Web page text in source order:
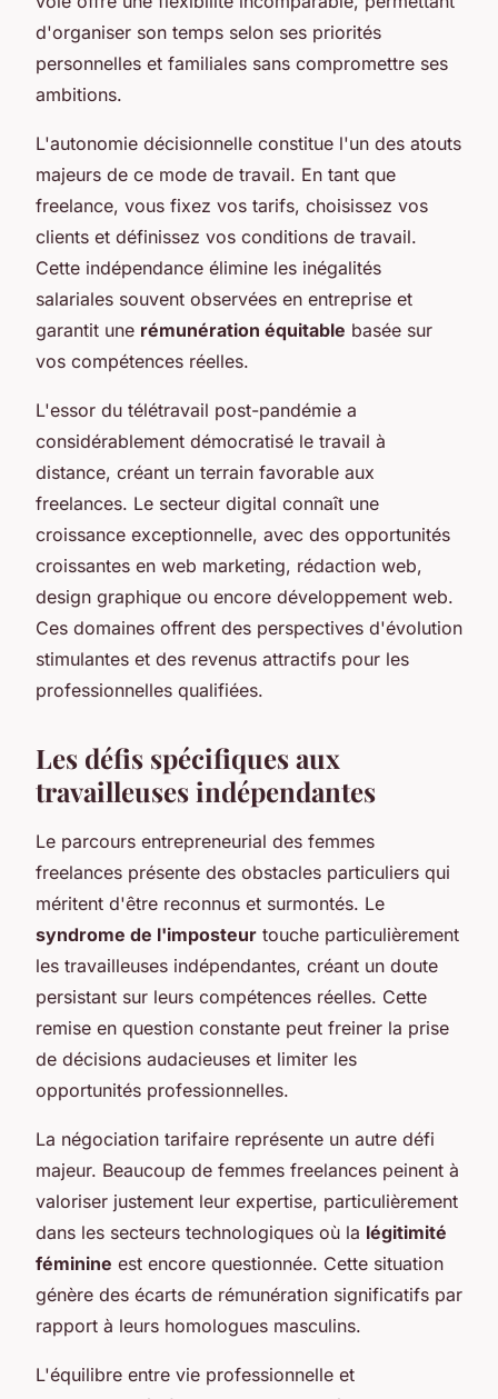
d'organiser son temps selon ses priorités
personnelles et familiales sans compromettre ses
ambitions.
L'autonomie décisionnelle constitue l'un des atouts
majeurs de ce mode de travail. En tant que
freelance, vous fixez vos tarifs, choisissez vos
clients et définissez vos conditions de travail.
Cette indépendance élimine les inégalités
salariales souvent observées en entreprise et
garantit une rémunération équitable basée sur
vos compétences réelles.
L'essor du télétravail post-pandémie a
considérablement démocratisé le travail à
distance, créant un terrain favorable aux
freelances. Le secteur digital connaît une
croissance exceptionnelle, avec des opportunités
croissantes en web marketing, rédaction web,
design graphique ou encore développement web.
Ces domaines offrent des perspectives d'évolution
stimulantes et des revenus attractifs pour les
professionnelles qualifiées.
Les défis spécifiques aux
travailleuses indépendantes
Le parcours entrepreneurial des femmes
freelances présente des obstacles particuliers qui
méritent d'être reconnus et surmontés. Le
syndrome de l'imposteur touche particulièrement
les travailleuses indépendantes, créant un doute
persistant sur leurs compétences réelles. Cette
remise en question constante peut freiner la prise
de décisions audacieuses et limiter les
opportunités professionnelles.
La négociation tarifaire représente un autre défi
majeur. Beaucoup de femmes freelances peinent à
valoriser justement leur expertise, particulièrement
dans les secteurs technologiques où la légitimité
féminine est encore questionnée. Cette situation
génère des écarts de rémunération significatifs par
rapport à leurs homologues masculins.
L'équilibre entre vie professionnelle et